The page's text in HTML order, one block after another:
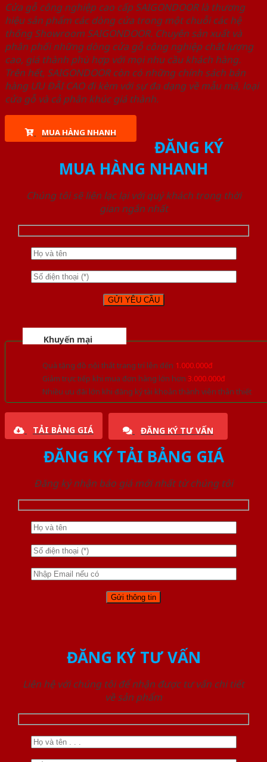
Cửa gỗ công nghiệp cao cấp SAIGONDOOR là thương
hiệu sản phẩm các dòng cửa trong một chuỗi các hệ
thống Showroom SAIGONDOOR. Chuyên sản xuất và
phân phối những dòng cửa gỗ công nghiệp chất lượng
cao, giá thành phù hợp với mọi nhu cầu khách hàng.
Trên hết, SAIGONDOOR còn có những chính sách bán
hàng ƯU ĐÃI CAO đi kèm với sự đa dạng về mẫu mã, loại
cửa gỗ và cả phân khúc giá thành.
MUA HÀNG NHANH
ĐĂNG KÝ
MUA HÀNG NHANH
Chúng tôi sẽ liên lạc lại với quý khách trong thời
gian ngắn nhất
Khuyến mại
Quà tặng đồ nội thất trang trí lên đến 1.000.000đ
Giảm trực tiếp khi mua đơn hàng lớn hơn 3.000.000đ
Nhiều ưu đãi lớn khi đăng ký tài khoản thành viên thân thiết
TẢI BẢNG GIÁ ĐĂNG KÝ TƯ VẤN
ĐĂNG KÝ TẢI BẢNG GIÁ
Đăng ký nhận báo giá mới nhất từ chúng tôi
ĐĂNG KÝ TƯ VẤN
Liên hệ với chúng tôi để nhận được tư vấn chi tiết
về sản phẩm